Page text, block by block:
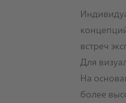
встреч
Для
На
более